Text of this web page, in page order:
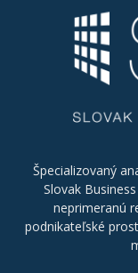
Špecializovaný
Slovak
neprimeranú
podnikateľské